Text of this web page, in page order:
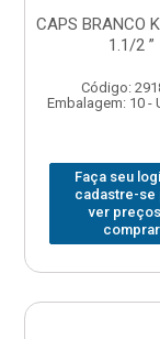
CAPS BRANCO
1.1/2 ”
Código:
Embalagem: 10 -
Faça seu
cadastre-se
ver
comprar